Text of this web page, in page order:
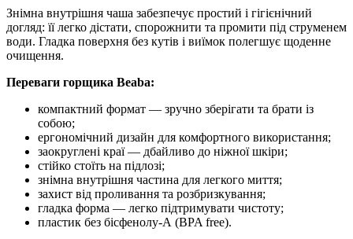
Знімна внутрішня чаша забезпечує простий і гігієнічний
догляд: її легко дістати, спорожнити та промити під струменем
води. Гладка поверхня без кутів і виїмок полегшує щоденне
очищення.
Переваги горщика Beaba:
компактний формат — зручно зберігати та брати із
собою;
ергономічний дизайн для комфортного використання;
заокруглені краї — дбайливо до ніжної шкіри;
стійко стоїть на підлозі;
знімна внутрішня частина для легкого миття;
захист від проливання та розбризкування;
гладка форма — легко підтримувати чистоту;
пластик без бісфенолу-А (BPA free).